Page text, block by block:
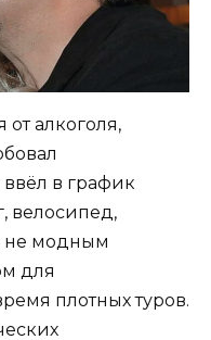
от алкоголя,
в график
велосипед,
не модным
для
плотных туров.